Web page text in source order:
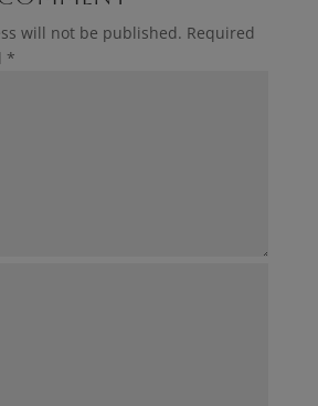
will not be published. Required
*